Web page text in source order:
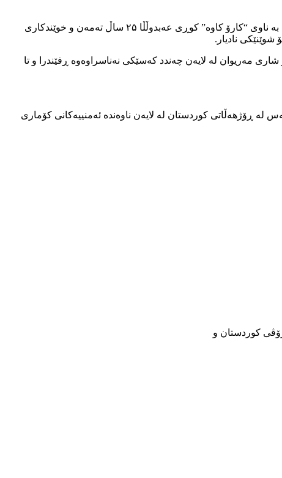
ڕۆژی سێ شەممە ۵ی خەرمانانی ۲۷۱۹ی کوردی هێزە ئەمنییەکانی کۆماری ئیسلامی بە جلی مەدەنییەوە هێرشیان کردە سەر هاوڵاتییەک بە ناوی “کارۆ کاوە” کوڕی عەبدوڵڵا ۲۵ ساڵ تەمەن و خوێندکاری
نادیار.
جاست” کوڕی سالار تەمەن ۱۹ ساڵ و خەڵکی گوندی نێ ،لە ناو شاری مەریوان لە لایەن چەندد کەسێکی نەناسراوەوە ڕفێندرا و تا
داتاکانی ناوەندی ئاماری کۆمەڵەی مافی مرۆڤی کوردستان لە سەرەتای ساڵی نوێی زاینییەوە بە هەژماری ئەم دوو هاوڵاتییە ۲۷۲ کەس لە ڕۆژهەڵاتی کوردستان لە لایەن ناوەندە ئەمنییەکانی کۆماری